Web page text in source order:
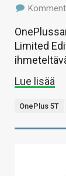
Limited
Lue lisää
OnePlus 5T